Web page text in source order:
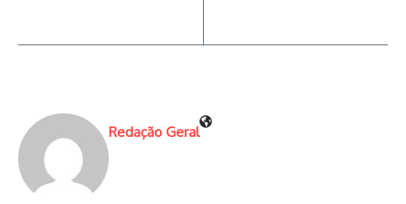
Redação Geral